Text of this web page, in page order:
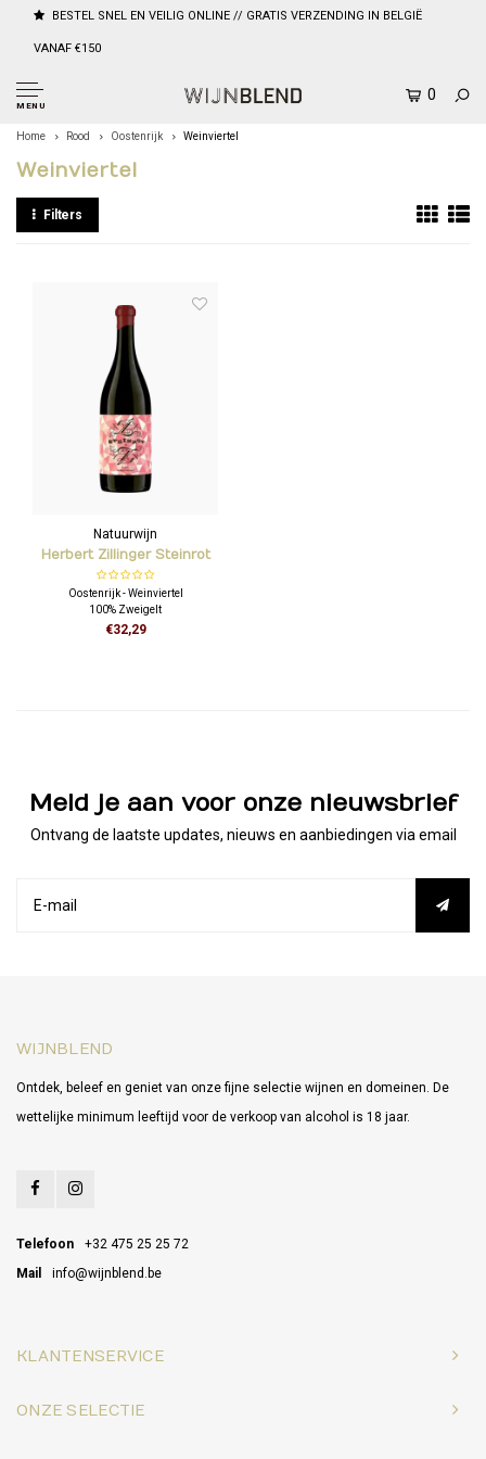
BESTEL SNEL EN VEILIG ONLINE // GRATIS VERZENDING IN BELGIË
VANAF €150
MENU
0
Home Rood Oostenrijk Weinviertel
Weinviertel
Filters
Natuurwijn
Herbert Zillinger Steinrot
Oostenrijk - Weinviertel
100% Zweigelt
€32,29
Meld je aan voor onze nieuwsbrief
Ontvang de laatste updates, nieuws en aanbiedingen via email
WIJNBLEND
Ontdek, beleef en geniet van onze fijne selectie wijnen en domeinen. De
wettelijke minimum leeftijd voor de verkoop van alcohol is 18 jaar.
Telefoon
+32 475 25 25 72
Mail
info@wijnblend.be
KLANTENSERVICE
ONZE SELECTIE